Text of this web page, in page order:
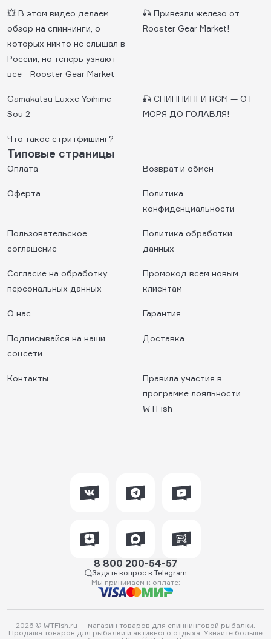
💥 В этом видео делаем
обзор на спиннинги, о
которых никто не слышал в
России, но теперь узнают
все - Roоster Gear Market
🎣 Привезли железо от
Rooster Gear Market!
Gamakatsu Luxxe Yoihime
Sou 2
🎣 СПИННИНГИ RGM — ОТ
МОРЯ ДО ГОЛАВЛЯ!
Что такое стритфишинг?
Типовые страницы
Оплата Возврат и обмен
Оферта
Политика
конфиденциальности
Пользовательское
соглашение
Политика обработки
данных
Согласие на обработку
персональных данных
Промокод всем новым
клиентам
О нас Гарантия
Подписывайся на наши
соцсети
Доставка
Контакты
Правила участия в
программе лояльности
WTFish
8 800 200-54-57
Задать вопрос в Telegram
Мы принимаем к оплате:
2026 © WTFish.ru — магазин товаров для спиннинговой рыбалки.
Продажа товаров для рыбалки и активного отдыха. Узнайте больше